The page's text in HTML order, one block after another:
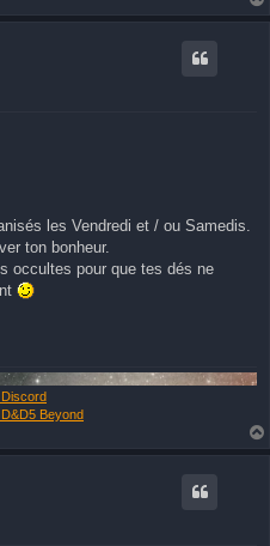
les Vendredi et / ou Samedis.
ton bonheur.
occultes pour que tes dés ne
Beyond